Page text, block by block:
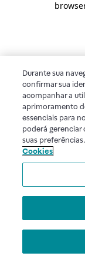
Durante sua
confirmar sua
acompanhar a
aprimoramento
essenciais para
poderá gerenciar
suas preferências.
Cookies